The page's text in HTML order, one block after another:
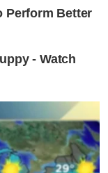
Perform Better
- Watch